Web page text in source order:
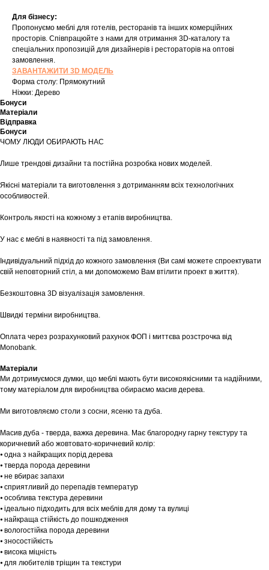
Для бізнесу:
Пропонуємо меблі для готелів, ресторанів та інших комерційних
просторів. Співпрацюйте з нами для отримання 3D-каталогу та
спеціальних пропозицій для дизайнерів і рестораторів на оптові
замовлення.
ЗАВАНТАЖИТИ 3D МОДЕЛЬ
Форма столу: Прямокутний
Ніжки: Дерево
Бонуси
Матеріали
Відправка
Бонуси
ЧОМУ ЛЮДИ ОБИРАЮТЬ НАС
Лише трендові дизайни та постійна розробка нових моделей.
Якісні матеріали та виготовлення з дотриманням всіх технологічних
особливостей.
Контроль якості на кожному з етапів виробництва.
У нас є меблі в наявності та під замовлення.
Індивідуальний підхід до кожного замовлення (Ви самі можете спроектувати
свій неповторний стіл, а ми допоможемо Вам втілити проект в життя).
Безкоштовна 3D візуалізація замовлення.
Швидкі терміни виробництва.
Оплата через розрахунковий рахунок ФОП і миттєва розстрочка від
Monobank.
Матеріали
Ми дотримуємося думки, що меблі мають бути високоякісними та надійними,
тому матеріалом для виробництва обираємо масив дерева.
Ми виготовляємо столи з сосни, ясеню та дуба.
Масив дуба - тверда, важка деревина. Має благородну гарну текстуру та
коричневий або жовтовато-коричневий колір:
⦁ одна з найкращих порід дерева
⦁ тверда порода деревини
⦁ не вбирає запахи
⦁ сприятливий до перепадів температур
⦁ особлива текстура деревини
⦁ ідеально підходить для всіх меблів для дому та вулиці
⦁ найкраща стійкість до пошкодження
⦁ вологостійка порода деревини
⦁ зносостійкість
⦁ висока міцність
⦁ для любителів тріщин та текстури